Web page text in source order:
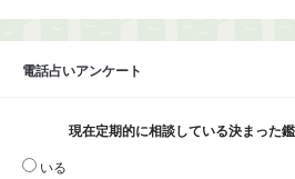
電話占いアンケート
現在定期的に相談している決まった
いる